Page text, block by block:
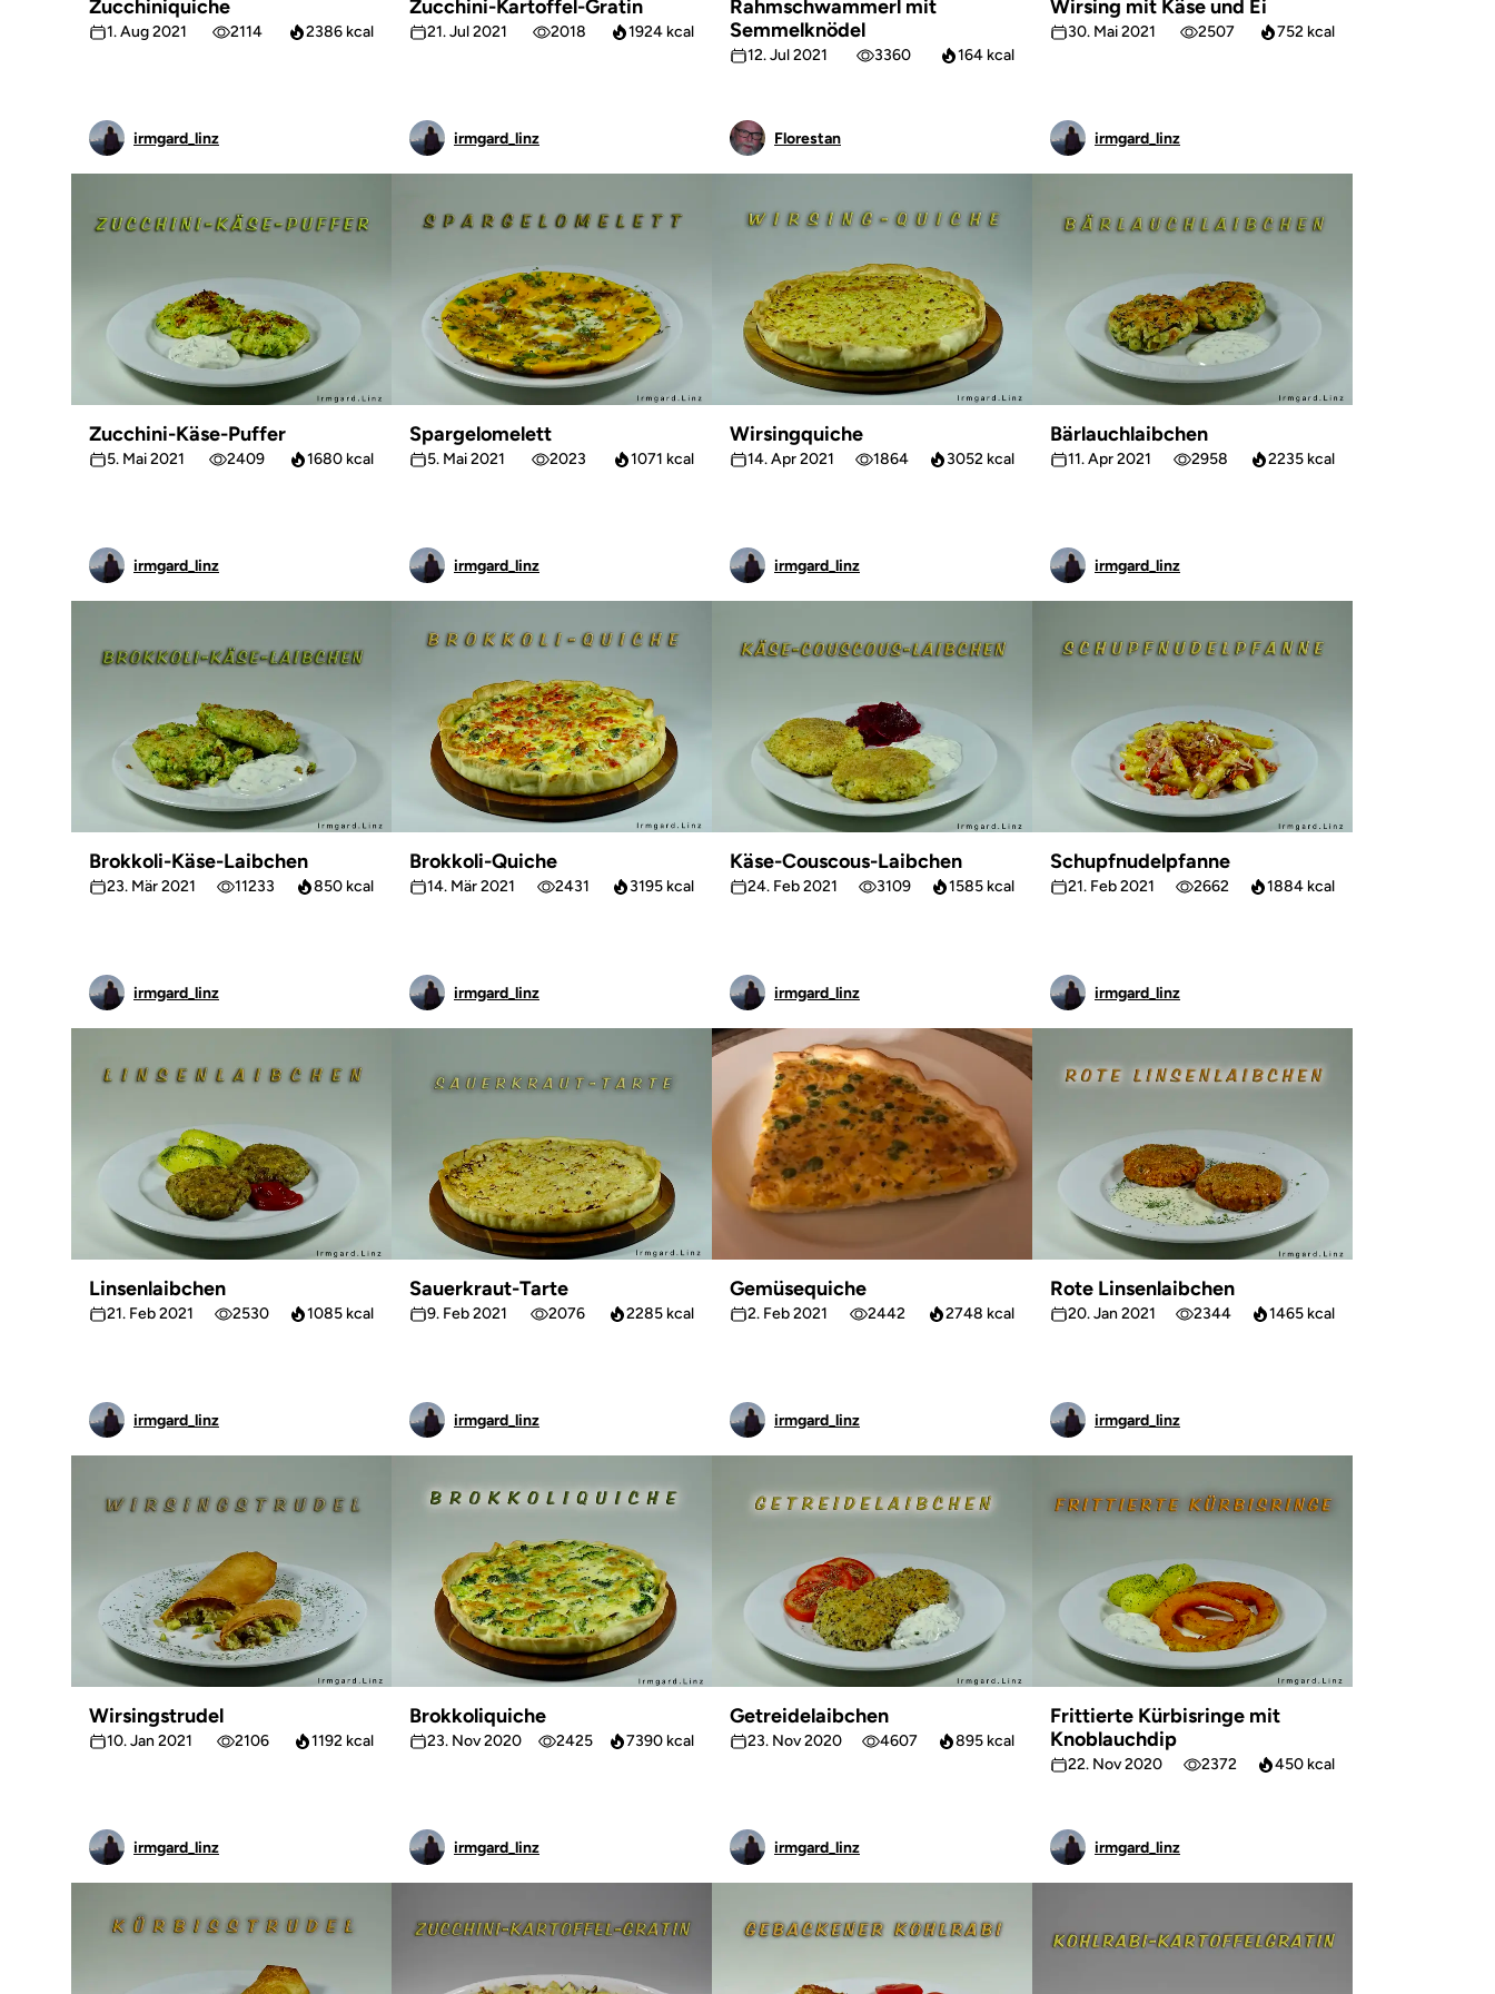
Zucchiniquiche
1. Aug 2021 2114 2386 kcal
irmgard_linz
Zucchini-Kartoffel-Gratin
21. Jul 2021 2018 1924 kcal
irmgard_linz
Rahmschwammerl mit
Semmelknödel
12. Jul 2021 3360 164 kcal
Florestan
Wirsing mit Käse und Ei
30. Mai 2021 2507 752 kcal
irmgard_linz
Zucchini-Käse-Puffer
5. Mai 2021 2409 1680 kcal
irmgard_linz
Spargelomelett
5. Mai 2021 2023 1071 kcal
irmgard_linz
Wirsingquiche
14. Apr 2021 1864 3052 kcal
irmgard_linz
Bärlauchlaibchen
11. Apr 2021 2958 2235 kcal
irmgard_linz
Brokkoli-Käse-Laibchen
23. Mär 2021 11233 850 kcal
irmgard_linz
Brokkoli-Quiche
14. Mär 2021 2431 3195 kcal
irmgard_linz
Käse-Couscous-Laibchen
24. Feb 2021 3109 1585 kcal
irmgard_linz
Schupfnudelpfanne
21. Feb 2021 2662 1884 kcal
irmgard_linz
Linsenlaibchen
21. Feb 2021 2530 1085 kcal
irmgard_linz
Sauerkraut-Tarte
9. Feb 2021 2076 2285 kcal
irmgard_linz
Gemüsequiche
2. Feb 2021 2442 2748 kcal
irmgard_linz
Rote Linsenlaibchen
20. Jan 2021 2344 1465 kcal
irmgard_linz
Wirsingstrudel
10. Jan 2021 2106 1192 kcal
irmgard_linz
Brokkoliquiche
23. Nov 2020 2425 7390 kcal
irmgard_linz
Getreidelaibchen
23. Nov 2020 4607 895 kcal
irmgard_linz
Frittierte Kürbisringe mit
Knoblauchdip
22. Nov 2020 2372 450 kcal
irmgard_linz